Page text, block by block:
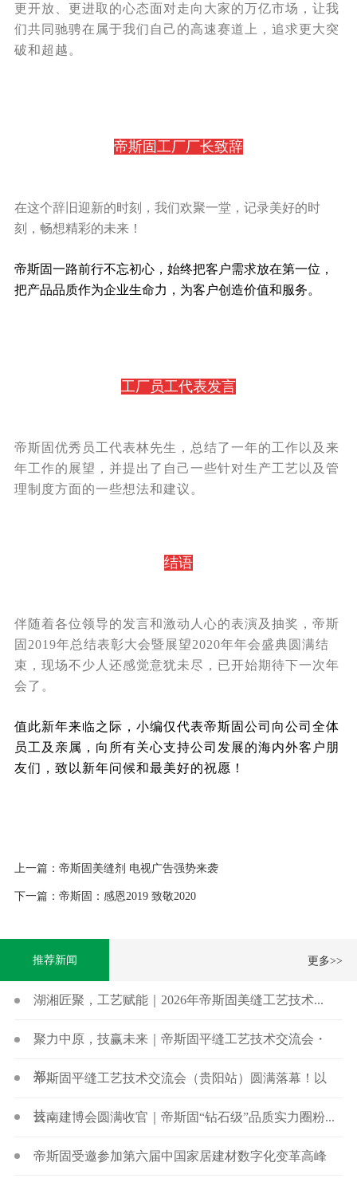
更开放、更进取的心态面对走向大家的万亿市场，让我
们共同驰骋在属于我们自己的高速赛道上，追求更大突
破和超越。
帝斯固工厂厂长致辞
在这个辞旧迎新的时刻，我们欢聚一堂，记录美好的时
刻，畅想精彩的未来！
帝斯固一路前行不忘初心，始终把客户需求放在第一位，
把产品品质作为企业生命力，为客户创造价值和服务。
工厂员工代表发言
帝斯固优秀员工代表林先生，总结了一年的工作以及来
年工作的展望， 并提出了自己一些针对生产工艺以及管
理制度方面的一些想法和建议。
结语
伴随着各位领导的发言和激动人心的表演及抽奖， 帝斯
固2019年总结表彰大会暨展望2020年年会盛典圆满结
束 ，现场不少人还感觉意犹未尽，已开始期待下一次年
会了。
值此新年来临之际，小编仅代表帝斯固公司向公司全体
员工及亲属，向所有关心支持公司发展的海内外客户朋
友们，致以新年问候和最美好的祝愿！
上一篇：帝斯固美缝剂 电视广告强势来袭
下一篇：帝斯固：感恩2019 致敬2020
推荐新闻 更多>>
湖湘匠聚，工艺赋能｜2026年帝斯固美缝工艺技术...
聚力中原，技赢未来｜帝斯固平缝工艺技术交流会・
郑...
帝斯固平缝工艺技术交流会（贵阳站）圆满落幕！以
技...
云南建博会圆满收官｜帝斯固“钻石级”品质实力圈粉...
帝斯固受邀参加第六届中国家居建材数字化变革高峰